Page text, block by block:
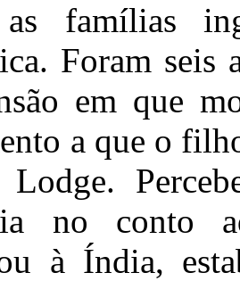
famílias
Foram seis
em que
a que o
no conto
à Índia,